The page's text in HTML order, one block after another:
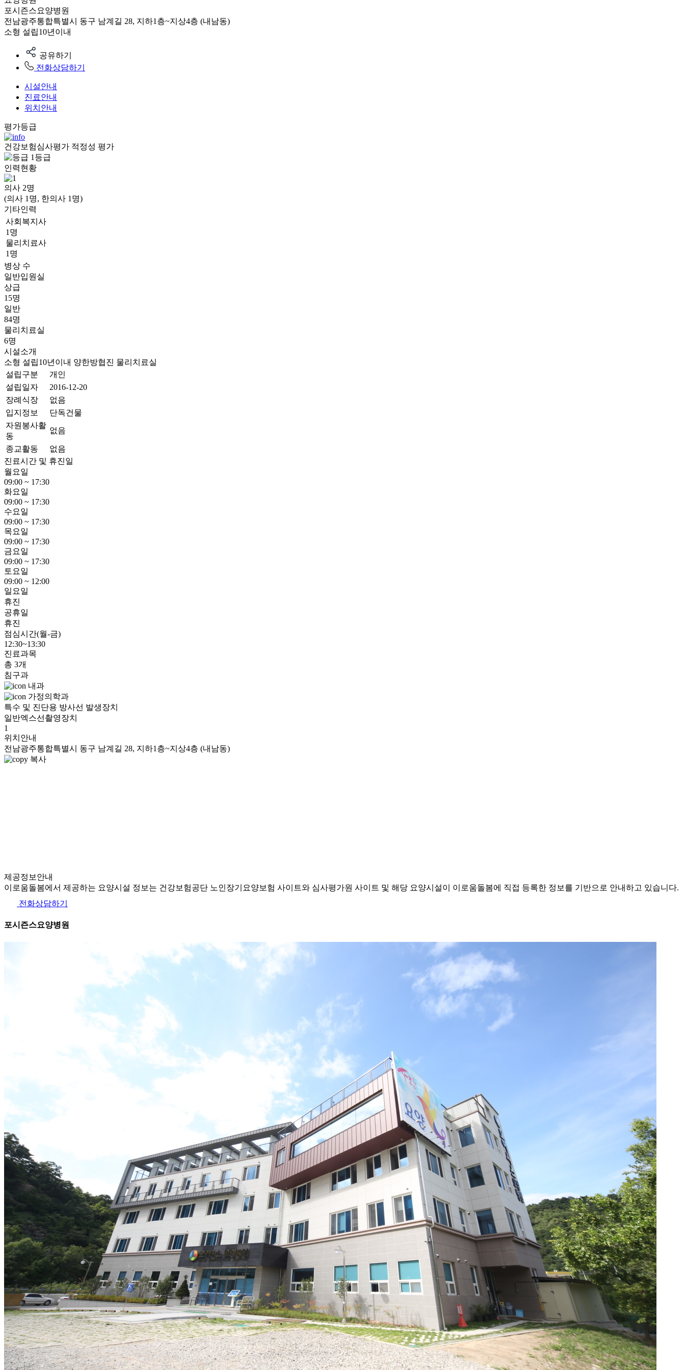
포시즌스요양병원
전남광주통합특별시 동구 남계길 28, 지하1층~지상4층 (내남동)
소형 설립10년이내
공유하기
전화상담하기
시설안내
진료안내
위치안내
평가등급
건강보험심사평가 적정성 평가
1등급
인력현황
의사 2명
(의사 1명, 한의사 1명)
기타인력
사회복지사
1명
물리치료사
1명
병상 수
일반입원실
상급
15명
일반
84명
물리치료실
6명
시설소개
소형 설립10년이내 양한방협진 물리치료실
설립구분
개인
설립일자
2016-12-20
장례식장
없음
입지정보
단독건물
자원봉사활
동
없음
종교활동
없음
진료시간 및 휴진일
월요일
09:00 ~ 17:30
화요일
09:00 ~ 17:30
수요일
09:00 ~ 17:30
목요일
09:00 ~ 17:30
금요일
09:00 ~ 17:30
토요일
09:00 ~ 12:00
일요일
휴진
공휴일
휴진
점심시간(월-금)
12:30~13:30
진료과목
총 3개
침구과
내과
가정의학과
특수 및 진단용 방사선 발생장치
일반엑스선촬영장치
1
위치안내
전남광주통합특별시 동구 남계길 28, 지하1층~지상4층 (내남동)
복사
제공정보안내
이로움돌봄에서 제공하는 요양시설 정보는 건강보험공단 노인장기요양보험 사이트와 심사평가원 사이트 및 해당 요양시설이 이로움돌봄에 직접 등록한 정보를 기반으로 안내하고 있습니다.
전화상담하기
포시즌스요양병원